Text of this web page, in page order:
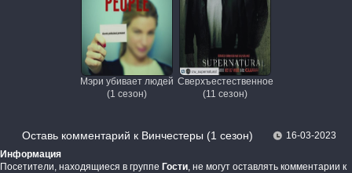
Мэри убивает людей
(1 сезон)
Сверхъестественное
(11 сезон)
Оставь комментарий к Винчестеры (1 сезон)
16-03-2023
Информация
Посетители, находящиеся в группе Гости, не могут оставлять комментарии к